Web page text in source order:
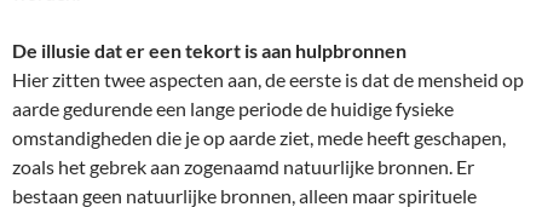
De illusie dat er een tekort is aan hulpbronnen
Hier zitten twee aspecten aan, de eerste is dat de mensheid op
aarde gedurende een lange periode de huidige fysieke
omstandigheden die je op aarde ziet, mede heeft geschapen,
zoals het gebrek aan zogenaamd natuurlijke bronnen. Er
bestaan geen natuurlijke bronnen, alleen maar spirituele